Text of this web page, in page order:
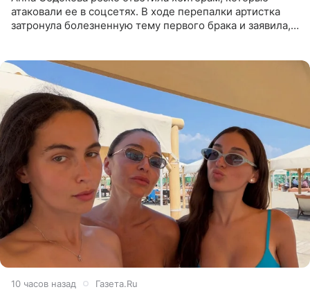
атаковали ее в соцсетях. В ходе перепалки артистка
затронула болезненную тему первого брака и заявила,
10 часов назад Газета.Ru